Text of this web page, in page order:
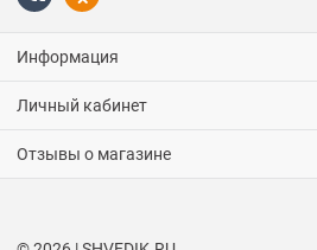
Информация
Личный кабинет
Отзывы о магазине